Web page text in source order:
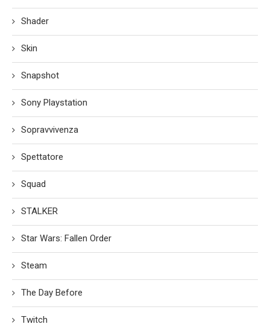
Shader
Skin
Snapshot
Sony Playstation
Sopravvivenza
Spettatore
Squad
STALKER
Star Wars: Fallen Order
Steam
The Day Before
Twitch